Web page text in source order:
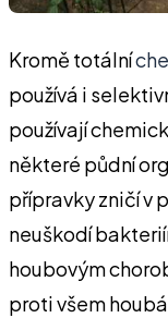
Kromě totální
používá i
používají
některé půdní
přípravky zničí v
neuškodí
houbovým
proti všem